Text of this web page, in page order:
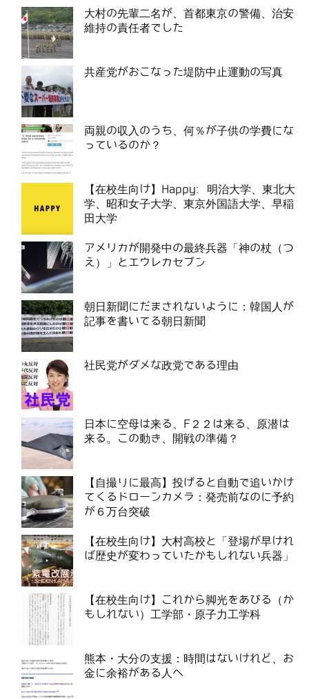
大村の先輩二名が、首都東京の警備、治安
維持の責任者でした
共産党がおこなった堤防中止運動の写真
両親の収入のうち、何％が子供の学費にな
っているのか？
【在校生向け】Happy: 明治大学、東北大
学、昭和女子大学、東京外国語大学、早稲
田大学
アメリカが開発中の最終兵器「神の杖（つ
え）」とエウレカセブン
朝日新聞にだまされないように：韓国人が
記事を書いてる朝日新聞
社民党がダメな政党である理由
日本に空母は来る、F２２は来る、原潜は
来る。この動き、開戦の準備？
【自撮りに最高】投げると自動で追いかけ
てくるドローンカメラ：発売前なのに予約
が６万台突破
【在校生向け】大村高校と「登場が早けれ
ば歴史が変わっていたかもしれない兵器」
【在校生向け】これから脚光をあびる（か
もしれない）工学部・原子力工学科
熊本・大分の支援：時間はないけれど、お
金に余裕がある人へ